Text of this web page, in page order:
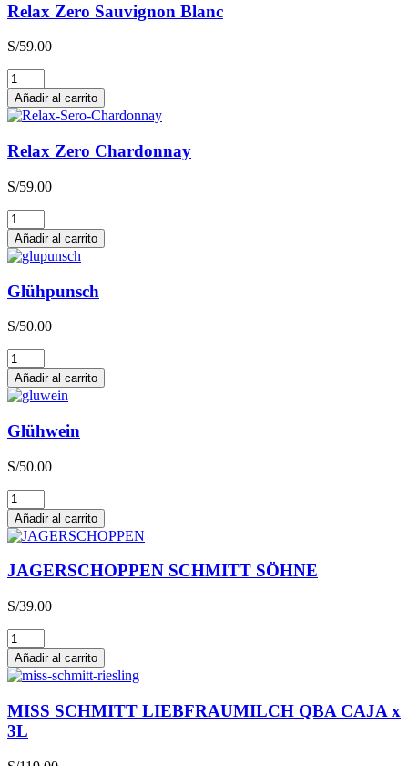
Relax Zero Sauvignon Blanc
S/59.00
Relax
Zero
Sauvignon
Blanc
cantidad
Añadir al carrito
Relax Zero Chardonnay
S/59.00
Relax
Zero
Chardonnay
cantidad
Añadir al carrito
Glühpunsch
S/50.00
Glühpunsch
cantidad
Añadir al carrito
Glühwein
S/50.00
Glühwein
cantidad
Añadir al carrito
JAGERSCHOPPEN SCHMITT SÖHNE
S/39.00
JAGERSCHOPPEN
SCHMITT
SÖHNE
cantidad
Añadir al carrito
MISS SCHMITT LIEBFRAUMILCH QBA CAJA x
3L